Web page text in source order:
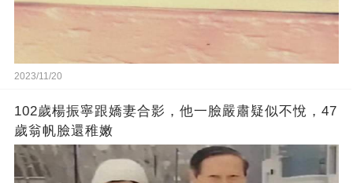
2023/11/20
102歲楊振寧跟嬌妻合影，他一臉嚴肅疑似不悅，47
歲翁帆臉還稚嫩